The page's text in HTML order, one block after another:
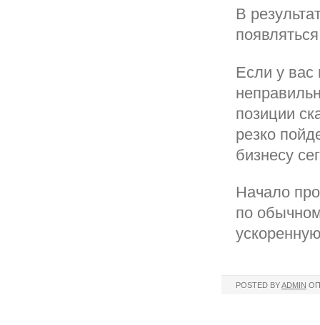
В
Если у вас
позиции
резко
бизнесу
Начало
по
POSTED BYADMIN